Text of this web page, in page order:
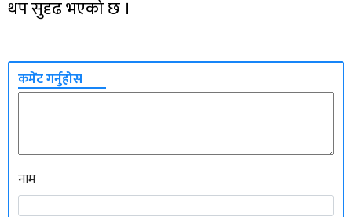
थप सुदृढ भएको छ ।
कमेंट गर्नुहोस
नाम